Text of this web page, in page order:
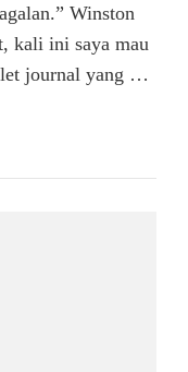
Winston
kali ini saya mau
journal yang …